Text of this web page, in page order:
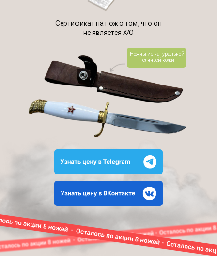
Сертификат на нож о том, что он
не является Х/О
Ножны из натуральной
телячьей кожи